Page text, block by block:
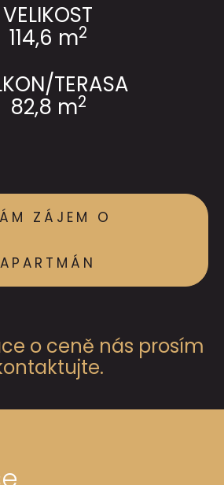
VELIKOST
114,6 m2
TERASA
82,8 m2
ZÁJEM O
APARTMÁN
o ceně nás prosím